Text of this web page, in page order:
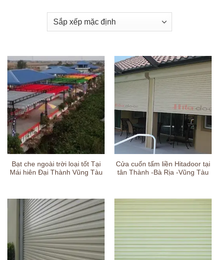
Bạt che ngoài trời loại tốt Tại
Mái hiên Đại Thành Vũng Tàu
Cửa cuốn tấm liền Hitadoor tại
tân Thành -Bà Rịa -Vũng Tàu